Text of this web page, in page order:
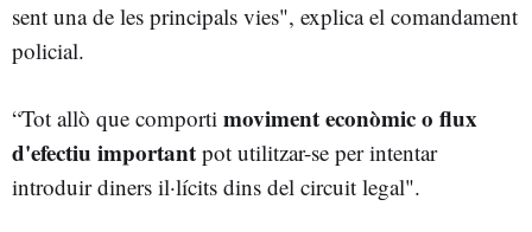
sent una de les principals vies", explica el comandament
policial.
“Tot allò que comporti moviment econòmic o flux
d'efectiu important pot utilitzar-se per intentar
introduir diners il·lícits dins del circuit legal".